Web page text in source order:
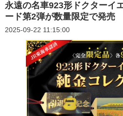
永遠の名車923形ドクターイ
ード第2弾が数量限定で発売
2025-09-22 11:15:00